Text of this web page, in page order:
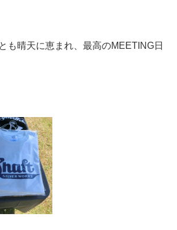
も晴天に恵まれ、最高のMEETING日